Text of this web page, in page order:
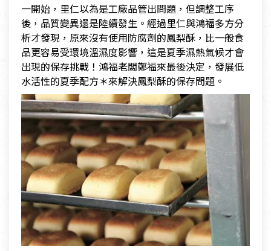
一開始，里仁以為是工廠品管出問題，但調整工序
後，品質變異還是陸續發生。經過里仁與鴻福多方分
析才發現，原來沒有使用防腐劑的鳳梨酥，比一般食
品更容易受環境溫濕度影響，這是夏季濕熱氣候才會
出現的保存挑戰！鴻福老闆鄭福來最後決定，發展低
水活性的夏季配方＊來解決鳳梨酥的保存問題。